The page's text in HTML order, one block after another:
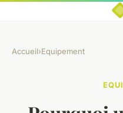
Accueil›Equipement